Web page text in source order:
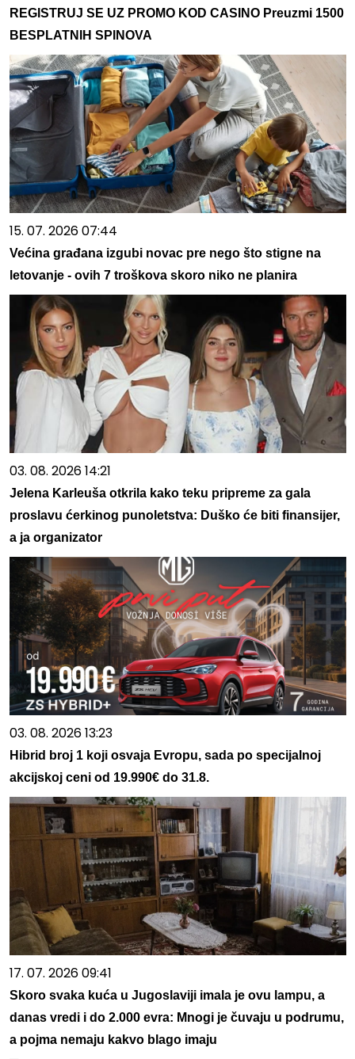
REGISTRUJ SE UZ PROMO KOD CASINO Preuzmi 1500
BESPLATNIH SPINOVA
15. 07. 2026 07:44
Većina građana izgubi novac pre nego što stigne na
letovanje - ovih 7 troškova skoro niko ne planira
03. 08. 2026 14:21
Jelena Karleuša otkrila kako teku pripreme za gala
proslavu ćerkinog punoletstva: Duško će biti finansijer,
a ja organizator
03. 08. 2026 13:23
Hibrid broj 1 koji osvaja Evropu, sada po specijalnoj
akcijskoj ceni od 19.990€ do 31.8.
17. 07. 2026 09:41
Skoro svaka kuća u Jugoslaviji imala je ovu lampu, a
danas vredi i do 2.000 evra: Mnogi je čuvaju u podrumu,
a pojma nemaju kakvo blago imaju